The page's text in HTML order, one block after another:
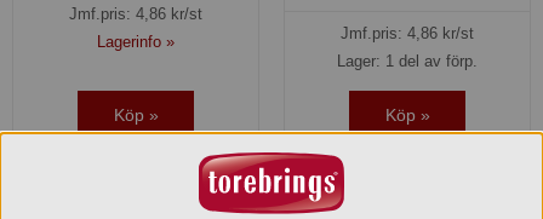
Jmf.pris: 4,86 kr/st
Lagerinfo »
Köp »
Jmf.pris: 4,86 kr/st
Lager: 1 del av förp.
Köp »